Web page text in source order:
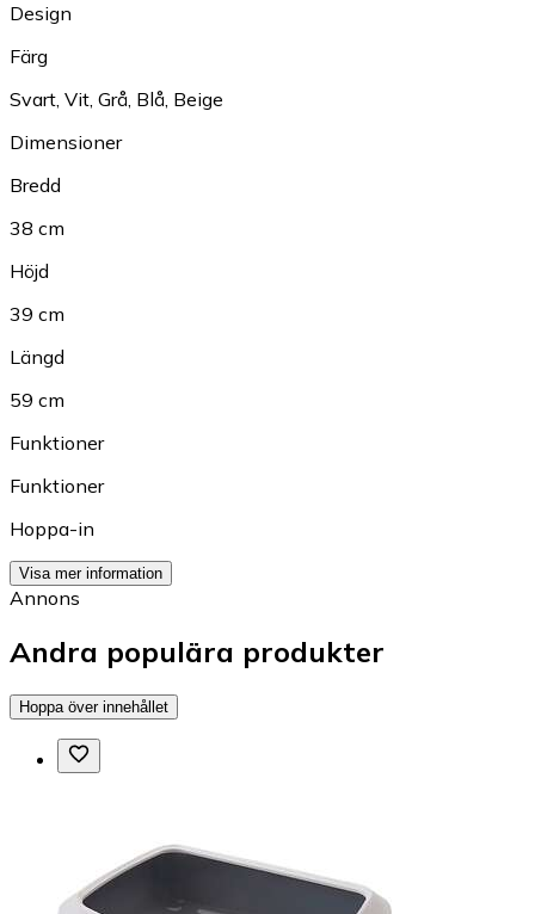
Design
Färg
Svart, Vit, Grå, Blå, Beige
Dimensioner
Bredd
38 cm
Höjd
39 cm
Längd
59 cm
Funktioner
Funktioner
Hoppa-in
Visa mer information
Annons
Andra populära produkter
Hoppa över innehållet